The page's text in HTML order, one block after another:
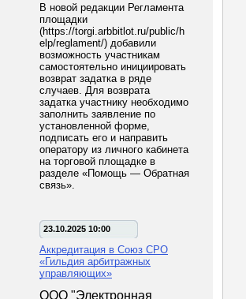
В новой редакции Регламента
площадки
(https://torgi.arbbitlot.ru/public/h
elp/reglament/) добавили
возможность участникам
самостоятельно инициировать
возврат задатка в ряде
случаев. Для возврата
задатка участнику необходимо
заполнить заявление по
установленной форме,
подписать его и направить
оператору из личного кабинета
на торговой площадке в
разделе «Помощь — Обратная
связь».
23.10.2025 10:00
Аккредитация в Союз СРО
«Гильдия арбитражных
управляющих»
ООО "Электронная